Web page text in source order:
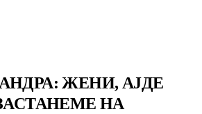
ЖЕНИ, АЈДЕ
НА